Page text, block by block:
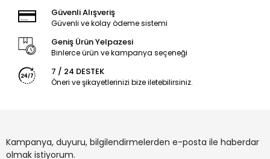
Güvenli Alışveriş
Güvenli ve kolay ödeme sistemi
Geniş Ürün Yelpazesi
Binlerce ürün ve kampanya seçeneği
7 / 24 DESTEK
Öneri ve şikayetlerinizi bize iletebilirsiniz.
Kampanya, duyuru, bilgilendirmelerden e-posta ile haberdar
olmak istiyorum.